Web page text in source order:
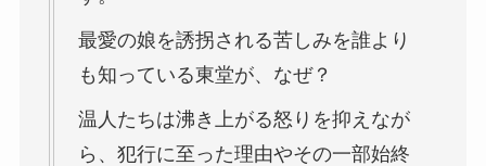
最愛の娘を誘拐される苦しみを誰より
も知っている東堂が、なぜ？
温人たちは沸き上がる怒りを抑えなが
ら、犯行に至った理由やその一部始終